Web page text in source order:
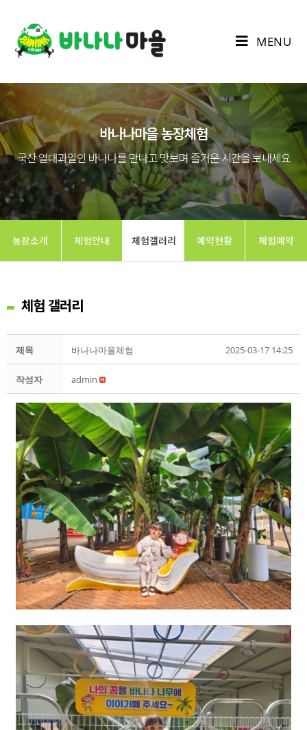
MENU
바나나마을 농장체험
국산 열대과일인 바나나를 만나고 맛보며 즐거운 시간을 보내세요
농장소개 체험안내 체험갤러리 예약현황 체험예약
체험 갤러리
제목 바나나마을체험 2025-03-17 14:25
작성자 admin